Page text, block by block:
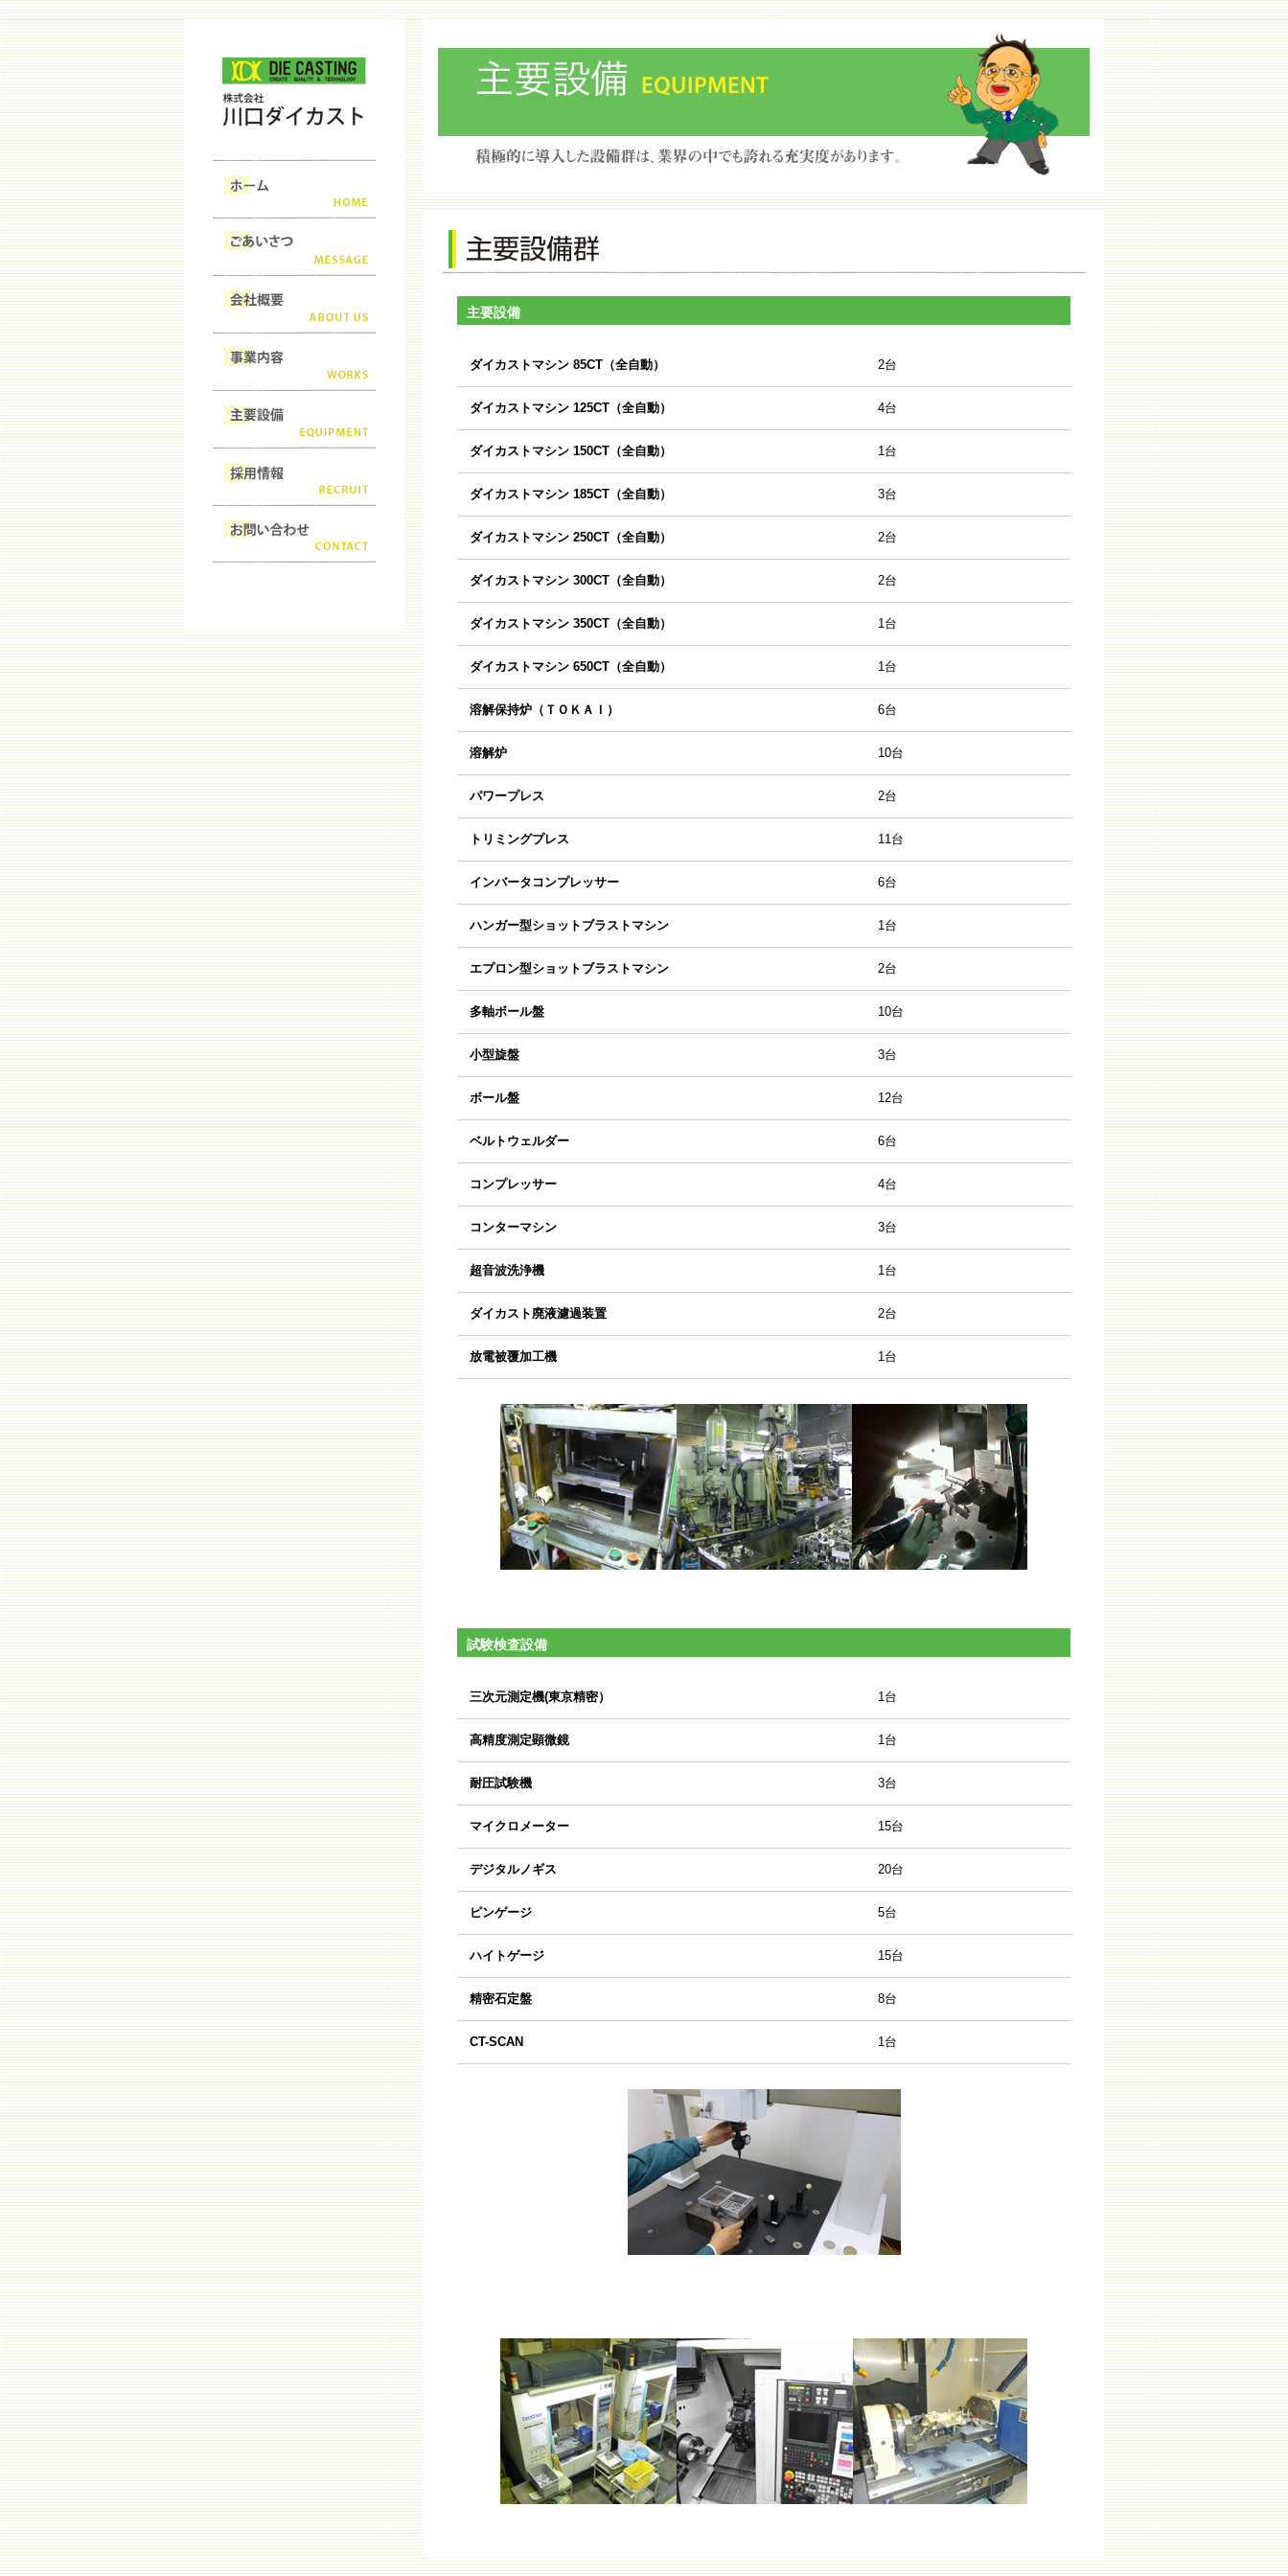
主要設備
ダイカストマシン 85CT（全自動） 2台
ダイカストマシン 125CT（全自動） 4台
ダイカストマシン 150CT（全自動） 1台
ダイカストマシン 185CT（全自動） 3台
ダイカストマシン 250CT（全自動） 2台
ダイカストマシン 300CT（全自動） 2台
ダイカストマシン 350CT（全自動） 1台
ダイカストマシン 650CT（全自動） 1台
溶解保持炉（ＴＯＫＡＩ） 6台
溶解炉 10台
パワープレス 2台
トリミングプレス 11台
インバータコンプレッサー 6台
ハンガー型ショットブラストマシン 1台
エプロン型ショットブラストマシン 2台
多軸ボール盤 10台
小型旋盤 3台
ボール盤 12台
ベルトウェルダー 6台
コンプレッサー 4台
コンターマシン 3台
超音波洗浄機 1台
ダイカスト廃液濾過装置 2台
放電被覆加工機 1台
試験検査設備
三次元測定機(東京精密） 1台
高精度測定顕微鏡 1台
耐圧試験機 3台
マイクロメーター 15台
デジタルノギス 20台
ピンゲージ 5台
ハイトゲージ 15台
精密石定盤 8台
CT-SCAN 1台